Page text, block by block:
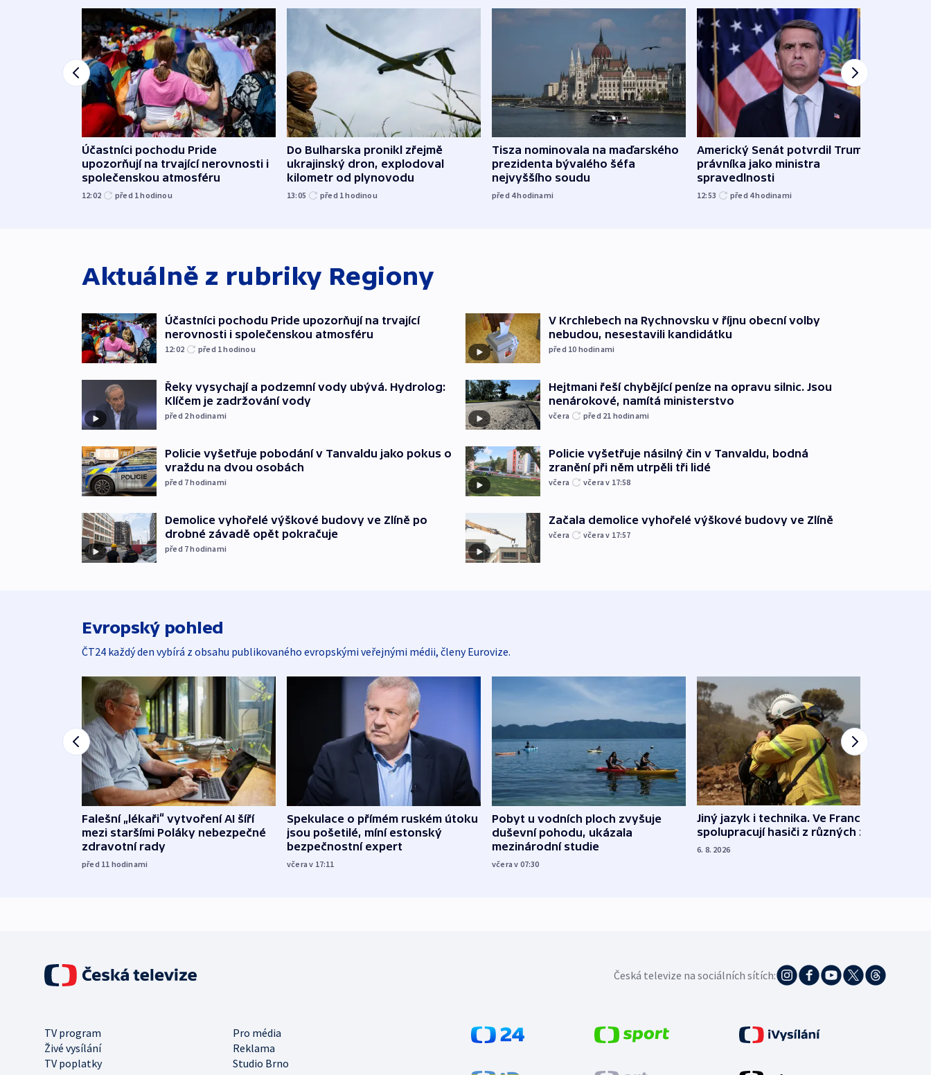
Účastníci pochodu Pride
upozorňují na trvající nerovnosti i
společenskou atmosféru
12:02 před 1hodinou
Do Bulharska pronikl zřejmě
ukrajinský dron, explodoval
kilometr od plynovodu
13:05 před 1hodinou
Tisza nominovala na maďarského
prezidenta bývalého šéfa
nejvyššího soudu
před 4hodinami
Americký Senát potvrdil Trumpova
právníka jako ministra
spravedlnosti
12:53 před 4hodinami
Aktuálně z rubriky Regiony
Účastníci pochodu Pride upozorňují na trvající
nerovnosti i společenskou atmosféru
12:02 před 1hodinou
Řeky vysychají a podzemní vody ubývá. Hydrolog:
Klíčem je zadržování vody
před 2hodinami
Policie vyšetřuje pobodání v Tanvaldu jako pokus o
vraždu na dvou osobách
před 7hodinami
Demolice vyhořelé výškové budovy ve Zlíně po
drobné závadě opět pokračuje
před 7hodinami
V Krchlebech na Rychnovsku v říjnu obecní volby
nebudou, nesestavili kandidátku
před 10 hodinami
Hejtmani řeší chybějící peníze na opravu silnic. Jsou
nenárokové, namítá ministerstvo
včera před 21 hodinami
Policie vyšetřuje násilný čin v Tanvaldu, bodná
zranění při něm utrpěli tři lidé
včera včera v 17:58
Začala demolice vyhořelé výškové budovy ve Zlíně
včera včera v 17:57
Evropský pohled
ČT24 každý den vybírá z obsahu publikovaného evropskými veřejnými médii, členy Eurovize.
Falešní „lékaři“ vytvoření AI šíří
mezi staršími Poláky nebezpečné
zdravotní rady
před 11 hodinami
Spekulace o přímém ruském útoku
jsou pošetilé, míní estonský
bezpečnostní expert
včera v 17:11
Pobyt u vodních ploch zvyšuje
duševní pohodu, ukázala
mezinárodní studie
včera v 07:30
Jiný jazyk i technika. Ve Francii
spolupracují hasiči z různých zemí
6. 8. 2026
Česká televize na sociálních sítích:
TV program
Pro média
Živé vysílání
Reklama
TV poplatky
Studio Brno